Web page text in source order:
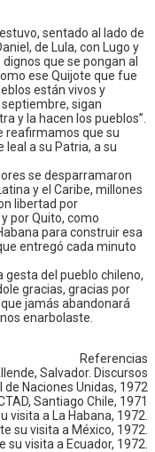
sentado al lado de
de Lula, con Lugo y
que se pongan al
ese Quijote que fue
están vivos y
septiembre, sigan
y la hacen los pueblos”.
reafirmamos que su
a su Patria, a su
se desparramaron
y el Caribe, millones
libertad por
por Quito, como
para construir esa
entregó cada minuto
del pueblo chileno,
gracias, gracias por
jamás abandonará
enarbolaste.
Referencias
Salvador. Discursos
de Naciones Unidas, 1972
Santiago Chile, 1971
visita a La Habana, 1972.
su visita a México, 1972.
su visita a Ecuador, 1972.